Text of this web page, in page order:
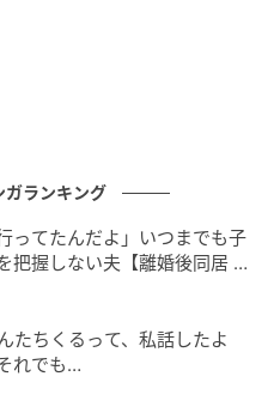
のになります。価格変更
います。最新の商品情報
確認くださいませ。
ガランキング
ってたんだよ」いつまでも子
把握しない夫【離婚後同居 Vo
ちくるって、私話したよ
れでも…